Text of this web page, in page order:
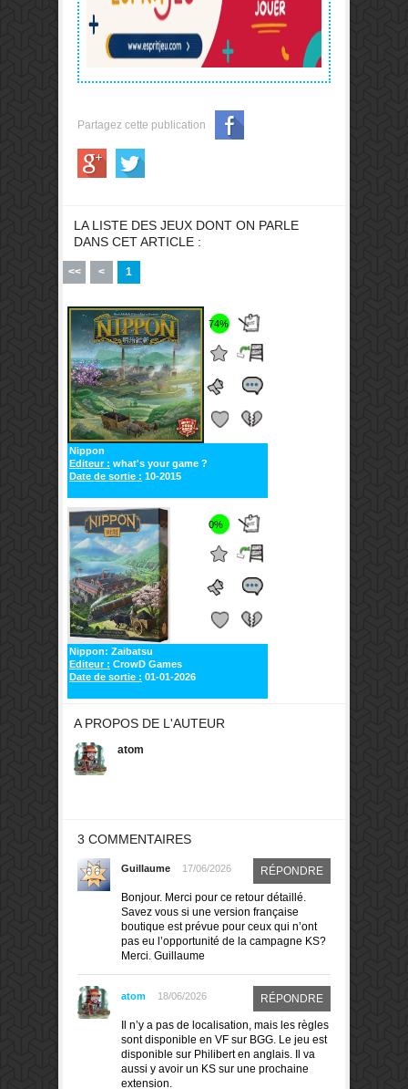
Partagez cette publication
LA LISTE DES JEUX DONT ON PARLE
DANS CET ARTICLE :
<< < 1
74%
Nippon
Editeur : what's your game ?
Date de sortie : 10-2015
0%
Nippon: Zaibatsu
Editeur : CrowD Games
Date de sortie : 01-01-2026
A PROPOS DE L'AUTEUR
atom
3 COMMENTAIRES
Guillaume 17/06/2026 RÉPONDRE
Bonjour. Merci pour ce retour détaillé.
Savez vous si une version française
boutique est prévue pour ceux qui n’ont
pas eu l’opportunité de la campagne KS?
Merci. Guillaume
atom 18/06/2026 RÉPONDRE
Il n’y a pas de localisation, mais les règles
sont disponible en VF sur BGG. Le jeu est
disponible sur Philibert en anglais. Il va
aussi y avoir un KS sur une prochaine
extension.